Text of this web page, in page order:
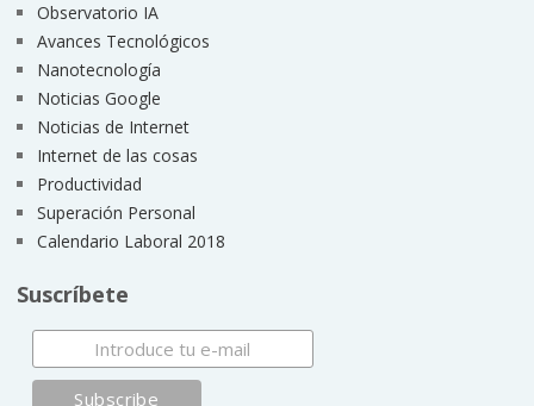
Observatorio IA
Avances Tecnológicos
Nanotecnología
Noticias Google
Noticias de Internet
Internet de las cosas
Productividad
Superación Personal
Calendario Laboral 2018
Suscríbete